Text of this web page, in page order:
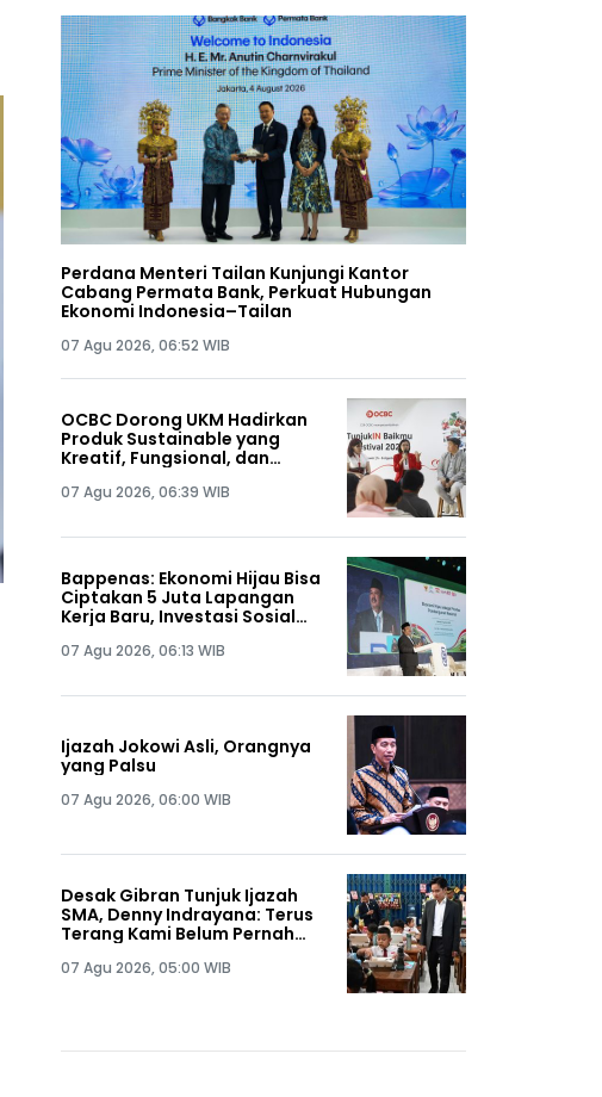
Perdana Menteri Tailan Kunjungi Kantor
Cabang Permata Bank, Perkuat Hubungan
Ekonomi Indonesia–Tailan
07 Agu 2026, 06:52 WIB
OCBC Dorong UKM Hadirkan
Produk Sustainable yang
Kreatif, Fungsional, dan
RISE
07 Agu 2026, 06:39 WIB
Bappenas: Ekonomi Hijau Bisa
Ciptakan 5 Juta Lapangan
Kerja Baru, Investasi Sosial
07 Agu 2026, 06:13 WIB
Ijazah Jokowi Asli, Orangnya
yang Palsu
07 Agu 2026, 06:00 WIB
Desak Gibran Tunjuk Ijazah
SMA, Denny Indrayana: Terus
Terang Kami Belum Pernah
07 Agu 2026, 05:00 WIB